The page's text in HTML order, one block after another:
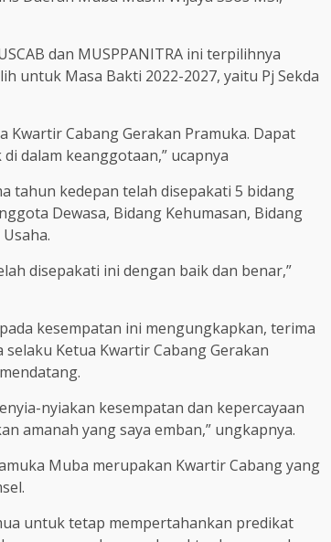
dan MUSPPANITRA ini terpilihnya
untuk Masa Bakti 2022-2027, yaitu Pj Sekda
Kwartir Cabang Gerakan Pramuka. Dapat
dalam keanggotaan,” ucapnya
tahun kedepan telah disepakati 5 bidang
Dewasa, Bidang Kehumasan, Bidang
disepakati ini dengan baik dan benar,”
kesempatan ini mengungkapkan, terima
Ketua Kwartir Cabang Gerakan
nyiakan kesempatan dan kepercayaan
amanah yang saya emban,” ungkapnya.
Muba merupakan Kwartir Cabang yang
untuk tetap mempertahankan predikat